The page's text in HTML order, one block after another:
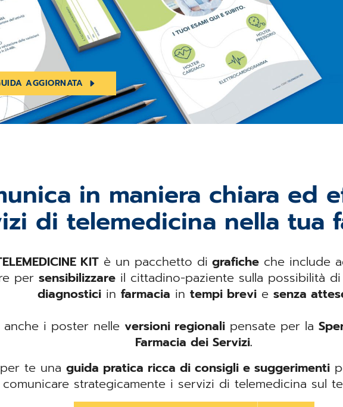
AGGIORNATA
in maniera chiara ed
di telemedicina nella tua
KIT è un pacchetto di grafiche che include
per sensibilizzareil cittadino-paziente sulla possibilità di
diagnostici infarmacia intempi brevi esenza
anche i poster nelleversioni regionali pensate per la
Farmacia dei Servizi.
te unaguida pratica ricca di consigli e suggerimenti
comunicare strategicamente i servizi di telemedicina sul